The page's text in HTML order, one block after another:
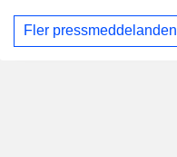
Fler pressmeddelanden